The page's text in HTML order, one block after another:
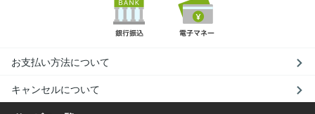
お支払い方法について
キャンセルについて